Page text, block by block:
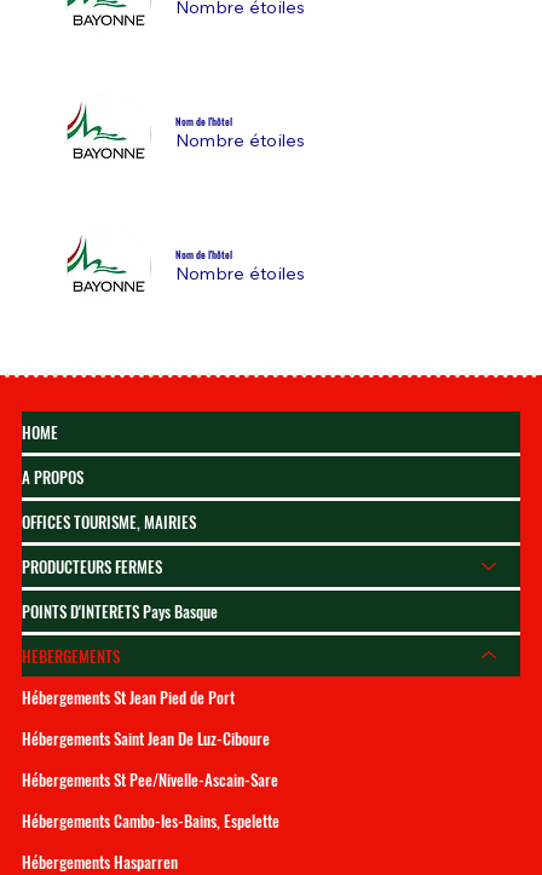
Nombre étoiles
Nom de l'hôtel
Nombre étoiles
Nom de l'hôtel
Nombre étoiles
HOME
A PROPOS
OFFICES TOURISME, MAIRIES
PRODUCTEURS FERMES
POINTS D'INTERETS Pays Basque
HEBERGEMENTS
Hébergements St Jean Pied de Port
Hébergements Saint Jean De Luz-Ciboure
Hébergements St Pee/Nivelle-Ascain-Sare
Hébergements Cambo-les-Bains, Espelette
Hébergements Hasparren